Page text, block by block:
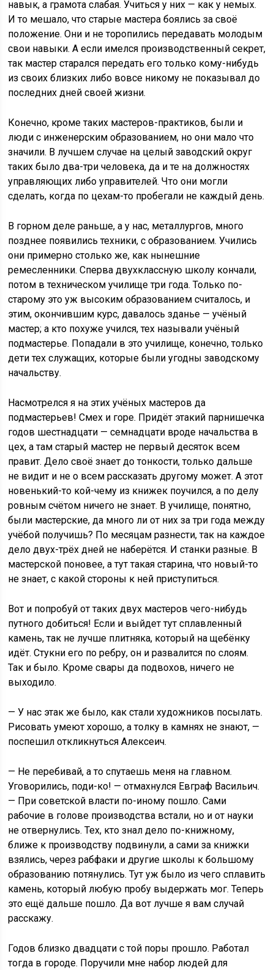
навык, а грамота слабая. Учиться у них — как у немых.
И то мешало, что старые мастера боялись за своё
положение. Они и не торопились передавать молодым
свои навыки. А если имелся производственный секрет,
так мастер старался передать его только кому-нибудь
из своих близких либо вовсе никому не показывал до
последних дней своей жизни.
Конечно, кроме таких мастеров-практиков, были и
люди с инженерским образованием, но они мало что
значили. В лучшем случае на целый заводский округ
таких было два-три человека, да и те на должностях
управляющих либо управителей. Что они могли
сделать, когда по цехам-то пробегали не каждый день.
В горном деле раньше, а у нас, металлургов, много
позднее появились техники, с образованием. Учились
они примерно столько же, как нынешние
ремесленники. Сперва двухклассную школу кончали,
потом в техническом училище три года. Только по-
старому это уж высоким образованием считалось, и
этим, окончившим курс, давалось зданье — учёный
мастер; а кто похуже учился, тех называли учёный
подмастерье. Попадали в это училище, конечно, только
дети тех служащих, которые были угодны заводскому
начальству.
Насмотрелся я на этих учёных мастеров да
подмастерьев! Смех и горе. Придёт этакий парнишечка
годов шестнадцати — семнадцати вроде начальства в
цех, а там старый мастер не первый десяток всем
правит. Дело своё знает до тонкости, только дальше
не видит и не о всем рассказать другому может. А этот
новенький-то кой-чему из книжек поучился, а по делу
ровным счётом ничего не знает. В училище, понятно,
были мастерские, да много ли от них за три года между
учёбой получишь? По месяцам разнести, так на каждое
дело двух-трёх дней не наберётся. И станки разные. В
мастерской поновее, а тут такая старина, что новый-то
не знает, с какой стороны к ней приступиться.
Вот и попробуй от таких двух мастеров чего-нибудь
путного добиться! Если и выйдет тут сплавленный
камень, так не лучше плитняка, который на щебёнку
идёт. Стукни его по ребру, он и развалится по слоям.
Так и было. Кроме свары да подвохов, ничего не
выходило.
— У нас этак же было, как стали художников посылать.
Рисовать умеют хорошо, а толку в камнях не знают, —
поспешил откликнуться Алексеич.
— Не перебивай, а то спутаешь меня на главном.
Уговорились, поди-ко! — отмахнулся Евграф Васильич.
— При советской власти по-иному пошло. Сами
рабочие в голове производства встали, но и от науки
не отвернулись. Тех, кто знал дело по-книжному,
ближе к производству подвинули, а сами за книжки
взялись, через рабфаки и другие школы к большому
образованию потянулись. Тут уж было из чего сплавить
камень, который любую пробу выдержать мог. Теперь
это ещё дальше пошло. Да вот лучше я вам случай
расскажу.
Годов близко двадцати с той поры прошло. Работал
тогда в городе. Поручили мне набор людей для